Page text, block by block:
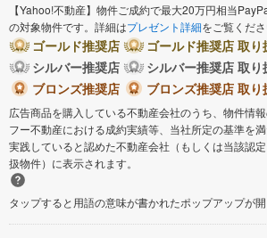
【Yahoo!不動産】物件ご成約で最大20万円相当
の対象物件です。詳細はプレゼント詳細をご覧くださ
ゴールド推奨店
ゴールド推奨店 取り
シルバー推奨店
シルバー推奨店 取り
ブロンズ推奨店
ブロンズ推奨店 取り
広告商品を購入している不動産会社のうち、物件情
フー不動産における成約実績等、当社所定の基準を
実践していると認めた不動産会社（もしくは当該認
扱物件）に表示されます。
タップすると用語の意味が書かれたポップアップが開